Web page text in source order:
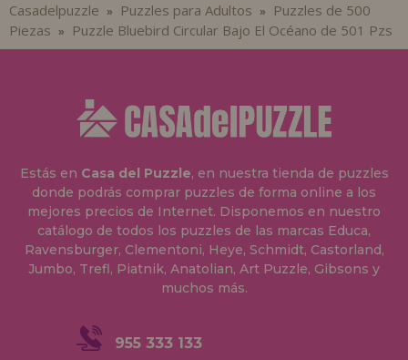
Casadelpuzzle » Puzzles para Adultos »
Puzzles de 500
Piezas » Puzzle Bluebird Circular Bajo El Océano de 501 Pzs
Estás en Casa del Puzzle, en nuestra tienda de puzzles
donde podrás comprar puzzles de forma online a los
mejores precios de Internet. Disponemos en nuestro
catálogo de todos los puzzles de las marcas Educa,
Ravensburger, Clementoni, Heye, Schmidt, Castorland,
Jumbo, Trefl, Piatnik, Anatolian, Art Puzzle, Gibsons y
muchos más.
955 333 133